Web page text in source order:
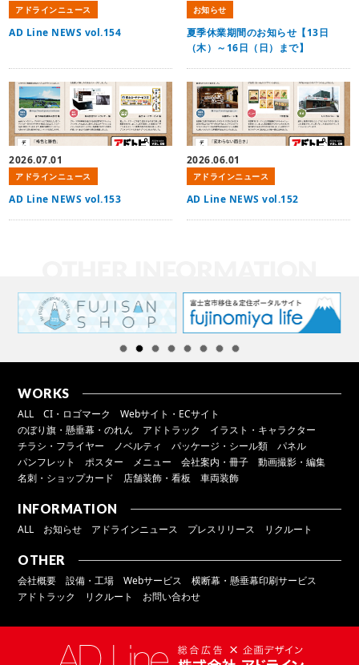
アドラインニュース
AD Line NEWS vol.154
お知らせ
夏季休業期間のお知らせ【13日
（木）～16日（日）まで】
2026.07.01
アドラインニュース
AD Line NEWS vol.153
2026.06.01
アドラインニュース
AD Line NEWS vol.152
WORKS
ALL CI・ロゴマーク
Webサイト・ECサイト
のぼり旗・懸垂幕・のれん
アドトラック
イラスト・キャラクター
チラシ・フライヤー
ノベルティ パッケージ・シール類
パネル
パンフレット
ポスター メニュー 会社案内・冊子
動画撮影・編集
名刺・ショップカード
店舗装飾・看板 車両装飾
INFORMATION
ALL お知らせ アドラインニュース プレスリリース リクルート
OTHER
会社概要 設備・工場 Webサービス
横断幕・懸垂幕印刷サービス
アドトラック
リクルート お問い合わせ